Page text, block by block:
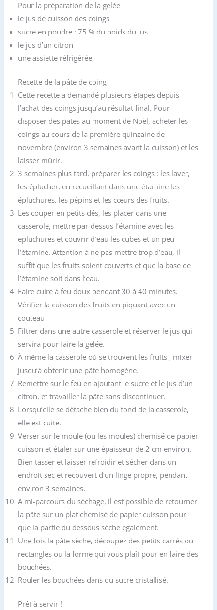
Pour la préparation de la gelée
le jus de cuisson des coings
sucre en poudre : 75 % du poids du jus
le jus d’un citron
une assiette réfrigérée
Recette de la pâte de coing
Cette recette a demandé plusieurs étapes depuis
l’achat des coings jusqu’au résultat final. Pour
disposer des pâtes au moment de Noël, acheter les
coings au cours de la première quinzaine de
novembre (environ 3 semaines avant la cuisson) et les
laisser mûrir.
3 semaines plus tard, préparer les coings : les laver,
les éplucher, en recueillant dans une étamine les
épluchures, les pépins et les cœurs des fruits.
Les couper en petits dés, les placer dans une
casserole, mettre par-dessus l’étamine avec les
épluchures et couvrir d’eau les cubes et un peu
l’étamine. Attention à ne pas mettre trop d’eau, il
suffit que les fruits soient couverts et que la base de
l’étamine soit dans l’eau.
Faire cuire à feu doux pendant 30 à 40 minutes.
Vérifier la cuisson des fruits en piquant avec un
couteau
Filtrer dans une autre casserole et réserver le jus qui
servira pour faire la gelée.
À même la casserole où se trouvent les fruits , mixer
jusqu’à obtenir une pâte homogène.
Remettre sur le feu en ajoutant le sucre et le jus d’un
citron, et travailler la pâte sans discontinuer.
Lorsqu’elle se détache bien du fond de la casserole,
elle est cuite.
Verser sur le moule (ou les moules) chemisé de papier
cuisson et étaler sur une épaisseur de 2 cm environ.
Bien tasser et laisser refroidir et sécher dans un
endroit sec et recouvert d’un linge propre, pendant
environ 3 semaines.
A mi-parcours du séchage, il est possible de retourner
la pâte sur un plat chemisé de papier cuisson pour
que la partie du dessous sèche également.
Une fois la pâte sèche, découpez des petits carrés ou
rectangles ou la forme qui vous plaît pour en faire des
bouchées.
Rouler les bouchées dans du sucre cristallisé.
Prêt à servir !